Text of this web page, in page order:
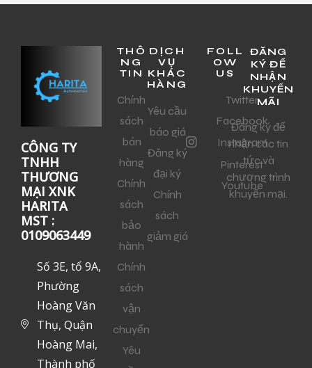
CÔNG TY
TNHH
THƯƠNG
MẠI XNK
HARITA
MST :
0109063449
Số 3E, tổ 9A,
Phường
Hoàng Văn
Thụ, Quận
Hoàng Mai,
Thành phố
THÔ
NG
TIN
Chính
sách
bán
hàng
Chính
sách
bảo
hành
Chính
sách
vận
chuyển
Yêu
DỊCH
VỤ
KHÁC
HÀNG
Yêu cầu
báo giá
Đăng ký
đại ký
Chính
sách
giảm giá
FOLL
OW
US
Twitter
Facebook
Instagram
Pinterest
Youtube
ĐĂNG
KÝ ĐỂ
NHẬN
KHUYẾN
MÃI
Đăng ký để
nhận các tin
tức và
chương trình
khuyến mại.